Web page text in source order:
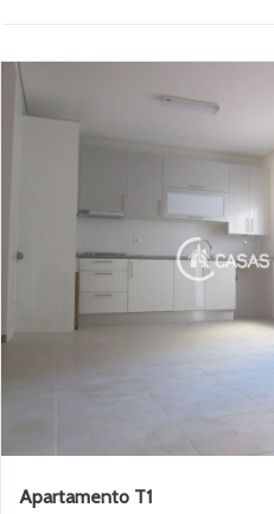
Apartamento T1